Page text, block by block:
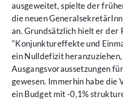
ausgeweitet, spielte der
die neuen
an. Grundsätzlich hielt er der
"Konjunktureffekte und
ein Nulldefizit
Ausgangsvoraussetzungen
gewesen. Immerhin habe die
ein Budget mit -0,1%